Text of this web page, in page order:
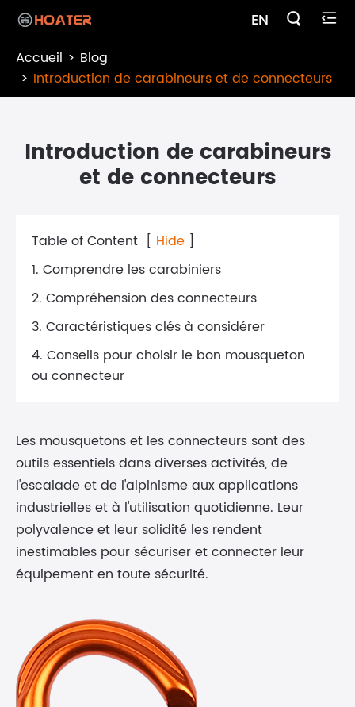
EN  
Accueil
Blog
Introduction de carabineurs et de connecteurs
Introduction de carabineurs
et de connecteurs
Table of Content [ Hide ]
1. Comprendre les carabiniers
2. Compréhension des connecteurs
3. Caractéristiques clés à considérer
4. Conseils pour choisir le bon mousqueton
ou connecteur
Les mousquetons et les connecteurs sont des
outils essentiels dans diverses activités, de
l'escalade et de l'alpinisme aux applications
industrielles et à l'utilisation quotidienne. Leur
polyvalence et leur solidité les rendent
inestimables pour sécuriser et connecter leur
équipement en toute sécurité.